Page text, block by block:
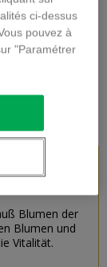
Blumen der
Blumen und
Vitalität.
ci-dessus
pouvez à
"Paramétrer